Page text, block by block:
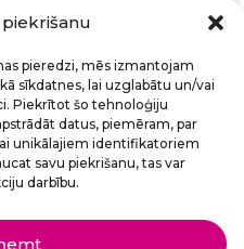
pieredzi, mēs izmantojam
sīkdatnes, lai uzglabātu un/vai
Piekrītot šo tehnoloģiju
datus, piemēram, par
unikālajiem identifikatoriem
savu piekrišanu, tas var
darbību.